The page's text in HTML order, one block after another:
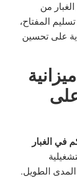
من
المفتاح،
على تحسين
في الغبار
الطويل.